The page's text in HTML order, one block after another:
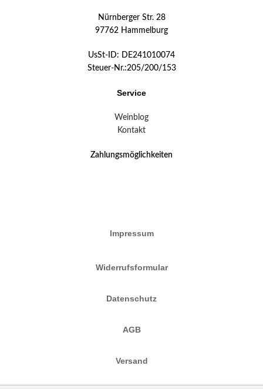
Nürnberger Str. 28
97762 Hammelburg
UsSt-ID: DE241010074
Steuer-Nr.:205/200/153
Service
Weinblog
Kontakt
Zahlungsmöglichkeiten
Impressum
Widerrufsformular
Datenschutz
AGB
Versand